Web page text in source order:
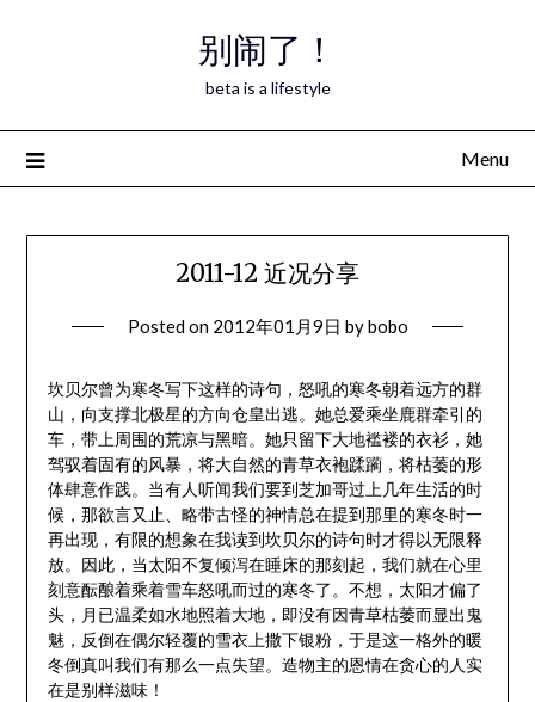
别闹了！
beta is a lifestyle
Menu
2011-12 近况分享
Posted on 2012年01月9日 bybobo
坎贝尔曾为寒冬写下这样的诗句，怒吼的寒冬朝着远方的群
山，向支撑北极星的方向仓皇出逃。她总爱乘坐鹿群牵引的
车，带上周围的荒凉与黑暗。她只留下大地褴褛的衣衫，她
驾驭着固有的风暴，将大自然的青草衣袍蹂躏，将枯萎的形
体肆意作践。当有人听闻我们要到芝加哥过上几年生活的时
候，那欲言又止、略带古怪的神情总在提到那里的寒冬时一
再出现，有限的想象在我读到坎贝尔的诗句时才得以无限释
放。因此，当太阳不复倾泻在睡床的那刻起，我们就在心里
刻意酝酿着乘着雪车怒吼而过的寒冬了。不想，太阳才偏了
头，月已温柔如水地照着大地，即没有因青草枯萎而显出鬼
魅，反倒在偶尔轻覆的雪衣上撒下银粉，于是这一格外的暖
冬倒真叫我们有那么一点失望。造物主的恩情在贪心的人实
在是别样滋味！